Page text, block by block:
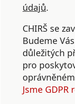
údajů.
CHIRŠ se
Budeme
důležitých
pro
Jsme GDPR